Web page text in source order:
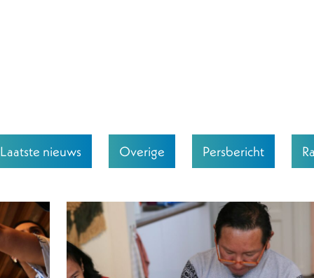
Laatste nieuws Overige Persbericht